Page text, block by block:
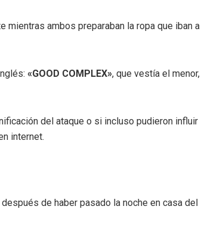
mientras ambos preparaban la ropa que iban a
«GOOD COMPLEX», que vestía el menor,
del ataque o si incluso pudieron influir
internet.
de haber pasado la noche en casa del